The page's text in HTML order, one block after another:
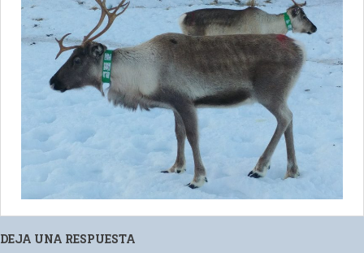
DEJA UNA RESPUESTA